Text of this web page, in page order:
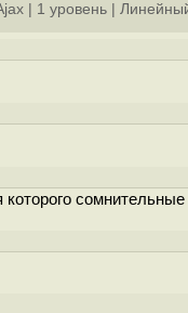
1 уровень